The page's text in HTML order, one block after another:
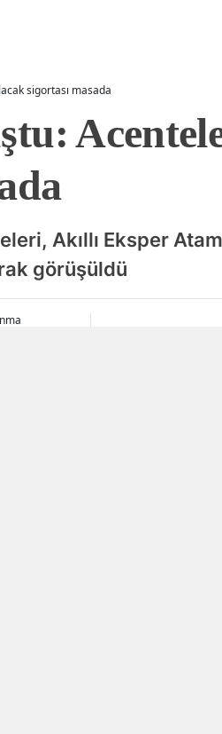
sigortası masada
Akıllı Eksper
görüşüldü